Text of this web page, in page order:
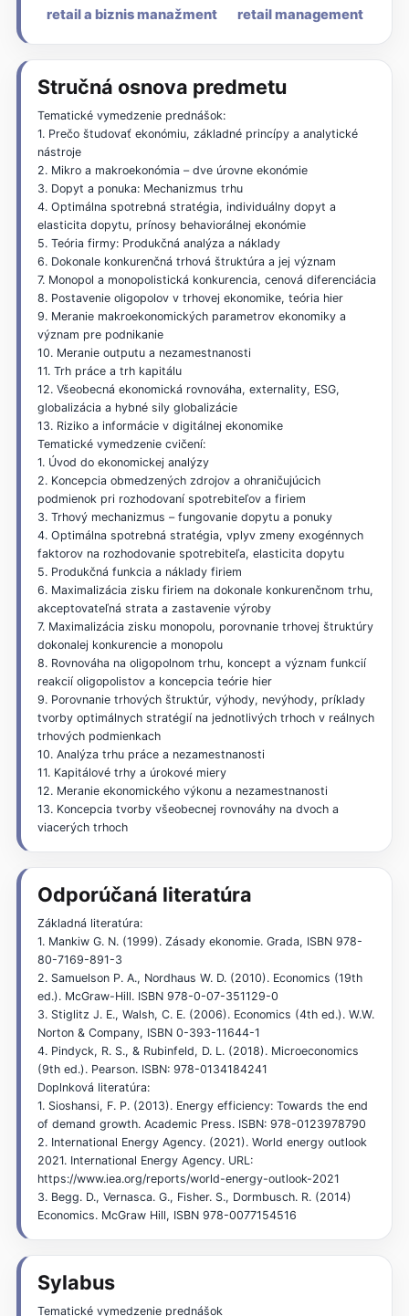
retail a biznis manažment
retail management
Stručná osnova predmetu
Tematické vymedzenie prednášok:
1. Prečo študovať ekonómiu, základné princípy a analytické
nástroje
2. Mikro a makroekonómia – dve úrovne ekonómie
3. Dopyt a ponuka: Mechanizmus trhu
4. Optimálna spotrebná stratégia, individuálny dopyt a
elasticita dopytu, prínosy behaviorálnej ekonómie
5. Teória firmy: Produkčná analýza a náklady
6. Dokonale konkurenčná trhová štruktúra a jej význam
7. Monopol a monopolistická konkurencia, cenová diferenciácia
8. Postavenie oligopolov v trhovej ekonomike, teória hier
9. Meranie makroekonomických parametrov ekonomiky a
význam pre podnikanie
10. Meranie outputu a nezamestnanosti
11. Trh práce a trh kapitálu
12. Všeobecná ekonomická rovnováha, externality, ESG,
globalizácia a hybné sily globalizácie
13. Riziko a informácie v digitálnej ekonomike
Tematické vymedzenie cvičení:
1. Úvod do ekonomickej analýzy
2. Koncepcia obmedzených zdrojov a ohraničujúcich
podmienok pri rozhodovaní spotrebiteľov a firiem
3. Trhový mechanizmus – fungovanie dopytu a ponuky
4. Optimálna spotrebná stratégia, vplyv zmeny exogénnych
faktorov na rozhodovanie spotrebiteľa, elasticita dopytu
5. Produkčná funkcia a náklady firiem
6. Maximalizácia zisku firiem na dokonale konkurenčnom trhu,
akceptovateľná strata a zastavenie výroby
7. Maximalizácia zisku monopolu, porovnanie trhovej štruktúry
dokonalej konkurencie a monopolu
8. Rovnováha na oligopolnom trhu, koncept a význam funkcií
reakcií oligopolistov a koncepcia teórie hier
9. Porovnanie trhových štruktúr, výhody, nevýhody, príklady
tvorby optimálnych stratégií na jednotlivých trhoch v reálnych
trhových podmienkach
10. Analýza trhu práce a nezamestnanosti
11. Kapitálové trhy a úrokové miery
12. Meranie ekonomického výkonu a nezamestnanosti
13. Koncepcia tvorby všeobecnej rovnováhy na dvoch a
viacerých trhoch
Odporúčaná literatúra
Základná literatúra:
1. Mankiw G. N. (1999). Zásady ekonomie. Grada, ISBN 978-
80-7169-891-3
2. Samuelson P. A., Nordhaus W. D. (2010). Economics (19th
ed.). McGraw-Hill. ISBN 978-0-07-351129-0
3. Stiglitz J. E., Walsh, C. E. (2006). Economics (4th ed.). W.W.
Norton & Company, ISBN 0-393-11644-1
4. Pindyck, R. S., & Rubinfeld, D. L. (2018). Microeconomics
(9th ed.). Pearson. ISBN: 978-0134184241
Doplnková literatúra:
1. Sioshansi, F. P. (2013). Energy efficiency: Towards the end
of demand growth. Academic Press. ISBN: 978-0123978790
2. International Energy Agency. (2021). World energy outlook
2021. International Energy Agency. URL:
https://www.iea.org/reports/world-energy-outlook-2021
3. Begg. D., Vernasca. G., Fisher. S., Dormbusch. R. (2014)
Economics. McGraw Hill, ISBN 978-0077154516
Sylabus
Tematické vymedzenie prednášok